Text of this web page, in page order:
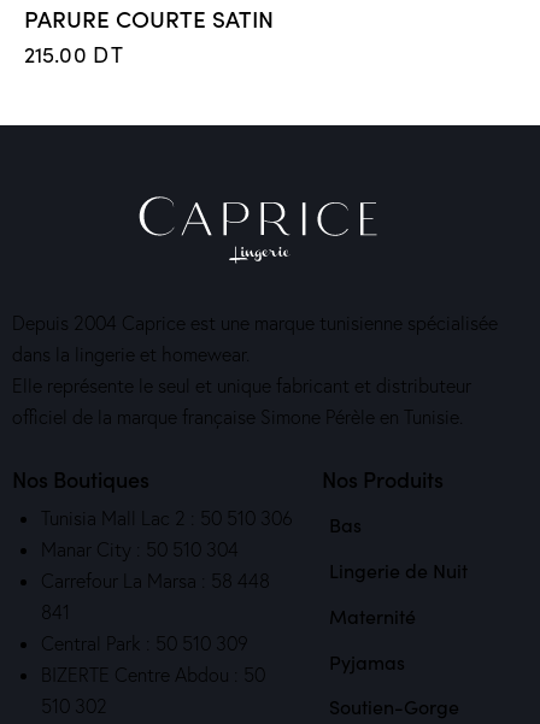
PARURE COURTE SATIN
215.00 DT
Depuis 2004 Caprice est une marque tunisienne spécialisée
dans la lingerie et homewear.
Elle représente le seul et unique fabricant et distributeur
officiel de la marque française Simone Pérèle en Tunisie.
Nos Boutiques
Tunisia Mall Lac 2 : 50 510 306
Manar City : 50 510 304
Carrefour La Marsa : 58 448
841
Central Park : 50 510 309
BIZERTE Centre Abdou : 50
510 302
Nos Produits
Bas
Lingerie de Nuit
Maternité
Pyjamas
Soutien-Gorge